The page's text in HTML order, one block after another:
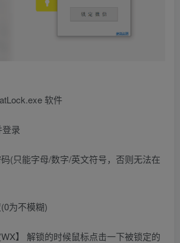
软件
录
(只能字母/数字/英文符号，否则无法在
为不模糊)
】 解锁的时候鼠标点击一下被锁定的